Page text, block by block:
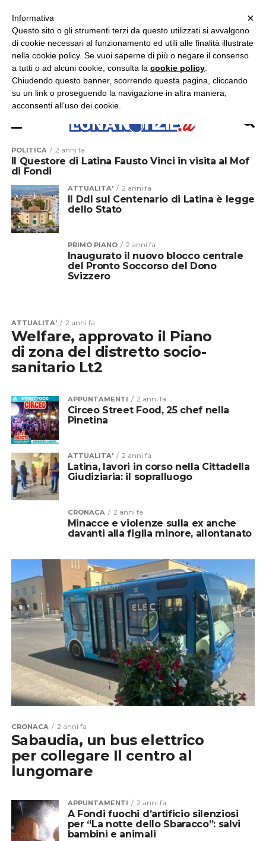
ASCOLTA RADIO LUNA
POLITICA 2 anni fa
Il Questore di Latina Fausto Vinci in visita al Mof
di Fondi
ATTUALITA' 2 anni fa
Il Ddl sul Centenario di Latina è legge
dello Stato
PRIMO PIANO 2 anni fa
Inaugurato il nuovo blocco centrale
del Pronto Soccorso del Dono
Svizzero
ATTUALITA' 2 anni fa
Welfare, approvato il Piano
di zona del distretto socio-
sanitario Lt2
APPUNTAMENTI 2 anni fa
Circeo Street Food, 25 chef nella
Pinetina
ATTUALITA' 2 anni fa
Latina, lavori in corso nella Cittadella
Giudiziaria: il sopralluogo
CRONACA 2 anni fa
Minacce e violenze sulla ex anche
davanti alla figlia minore, allontanato
CRONACA 2 anni fa
Sabaudia, un bus elettrico
per collegare Il centro al
lungomare
APPUNTAMENTI 2 anni fa
A Fondi fuochi d’artificio silenziosi
per “La notte dello Sbaracco”: salvi
bambini e animali
×
×
Informativa
Questo sito o gli strumenti terzi da questo utilizzati si avvalgono
di cookie necessari al funzionamento ed utili alle finalità illustrate
nella cookie policy. Se vuoi saperne di più o negare il consenso
a tutti o ad alcuni cookie, consulta la cookie policy
Chiudendo questo banner, scorrendo questa pagina, cliccando
su un link o proseguendo la navigazione in altra maniera,
acconsenti all’uso dei cookie.